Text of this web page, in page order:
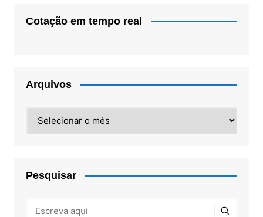
Cotação em tempo real
Arquivos
Pesquisar